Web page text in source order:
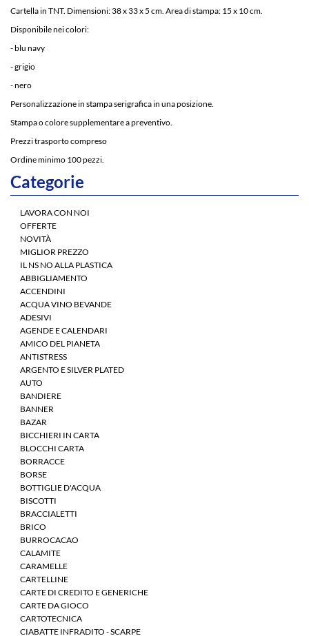
Cartella in TNT. Dimensioni: 38 x 33 x 5 cm. Area di stampa: 15 x 10 cm.
Disponibile nei colori:
- blu navy
- grigio
- nero
Personalizzazione in stampa serigrafica in una posizione.
Stampa o colore supplementare a preventivo.
Prezzi trasporto compreso
Ordine minimo 100 pezzi.
Categorie
LAVORA CON NOI
OFFERTE
NOVITÀ
MIGLIOR PREZZO
IL NS NO ALLA PLASTICA
ABBIGLIAMENTO
ACCENDINI
ACQUA VINO BEVANDE
ADESIVI
AGENDE E CALENDARI
AMICO DEL PIANETA
ANTISTRESS
ARGENTO E SILVER PLATED
AUTO
BANDIERE
BANNER
BAZAR
BICCHIERI IN CARTA
BLOCCHI CARTA
BORRACCE
BORSE
BOTTIGLIE D'ACQUA
BISCOTTI
BRACCIALETTI
BRICO
BURROCACAO
CALAMITE
CARAMELLE
CARTELLINE
CARTE DI CREDITO E GENERICHE
CARTE DA GIOCO
CARTOTECNICA
CIABATTE INFRADITO - SCARPE